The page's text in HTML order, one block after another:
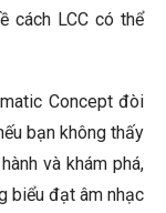
cách LCC có thể
Concept đòi
bạn không thấy
và khám phá,
biểu đạt âm nhạc